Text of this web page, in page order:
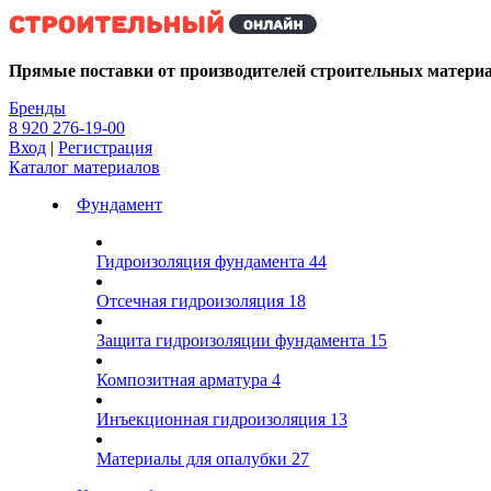
Kg
Прямые поставки от производителей строительных
Бренды
8 920 276-19-00
Вход | Регистрация
Каталог материалов
Фундамент
Гидроизоляция фундамента 44
Отсечная гидроизоляция 18
Защита гидроизоляции фундамента 15
Композитная арматура 4
Инъекционная гидроизоляция 13
Материалы для опалубки 27